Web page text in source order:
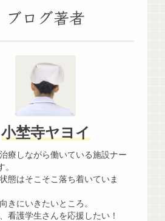
ブログ著者
小埜寺ヤヨイ
療しながら働いている施設ナー
態はそこそこ落ち着いていま
きにいきたいところ。
看護学生さんを応援したい！